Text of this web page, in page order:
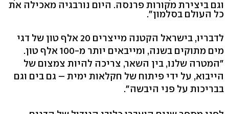
וגם ביצירת מקורות פרנסה. היום נורבגיה מאכילה את
כל העולם בסלמון".
לדבריו, בישראל הקטנה מייצרים 20 אלף טון של דגי
מים מתוקים בשנה, ומייבאים יותר מ-100 אלף טון.
"המטרה שלנו, בין השאר, צריכה להיות צמצום של
הייבוא, על ידי פיתוח של חקלאות ימית – גם בים וגם
בבריכות על פני היבשה".